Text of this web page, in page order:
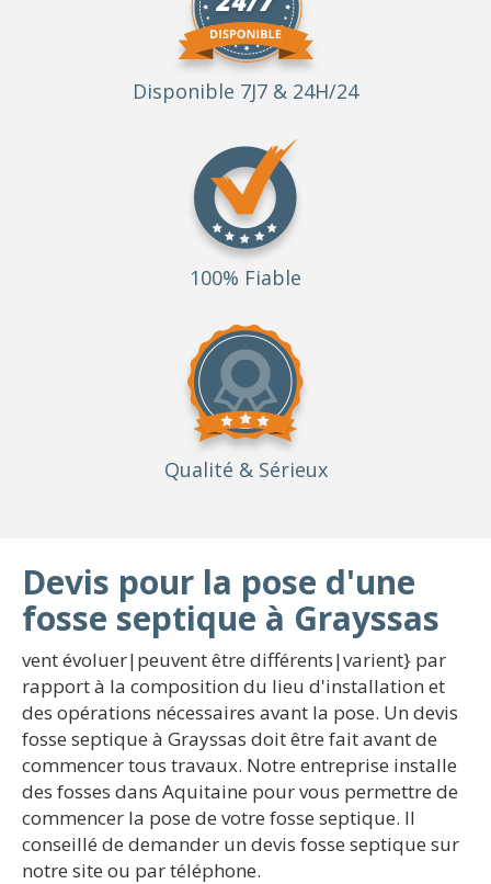
Disponible 7J7 & 24H/24
100% Fiable
Qualité & Sérieux
Devis pour la pose d'une
fosse septique à Grayssas
vent évoluer|peuvent être différents|varient} par
rapport à la composition du lieu d'installation et
des opérations nécessaires avant la pose. Un devis
fosse septique à Grayssas doit être fait avant de
commencer tous travaux. Notre entreprise installe
des fosses dans Aquitaine pour vous permettre de
commencer la pose de votre fosse septique. Il
conseillé de demander un devis fosse septique sur
notre site ou par téléphone.